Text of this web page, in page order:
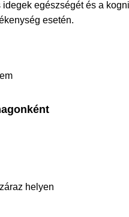
egészségét és a
esetén.
helyen